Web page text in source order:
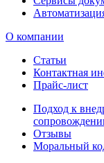
О компании
Статьи
Контактная
Прайс-лист
Подход к
Отзывы
Моральный